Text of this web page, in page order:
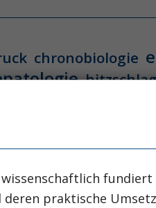
chronobiologie
peg-
semaglutid
fundiert
praktische